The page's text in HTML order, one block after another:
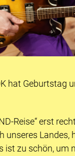
hat Geburtstag
Reise“ erst
unseres Landes,
ist zu schön, um